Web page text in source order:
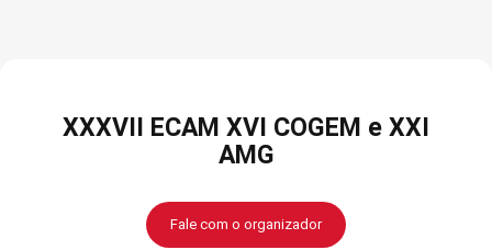
XXXVII ECAM XVI COGEM e XXI
AMG
Fale com o organizador